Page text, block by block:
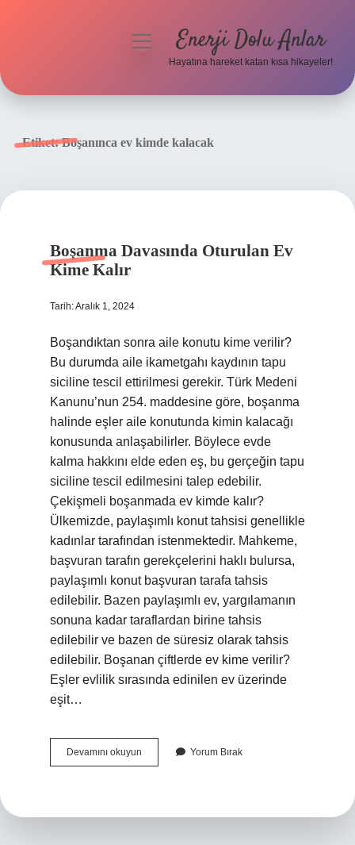
menüyüEnerji Dolu Anlar
Hayatına hareket katan kısa hikayeler!
Etiket:Boşanınca ev kimde kalacak
Boşanma Davasında Oturulan Ev
Kime Kalır
Tarih: Aralık 1, 2024
Boşandıktan sonra aile konutu kime verilir?
Bu durumda aile ikametgahı kaydının tapu
siciline tescil ettirilmesi gerekir. Türk Medeni
Kanunu’nun 254. maddesine göre, boşanma
halinde eşler aile konutunda kimin kalacağı
konusunda anlaşabilirler. Böylece evde
kalma hakkını elde eden eş, bu gerçeğin tapu
siciline tescil edilmesini talep edebilir.
Çekişmeli boşanmada ev kimde kalır?
Ülkemizde, paylaşımlı konut tahsisi genellikle
kadınlar tarafından istenmektedir. Mahkeme,
başvuran tarafın gerekçelerini haklı bulursa,
paylaşımlı konut başvuran tarafa tahsis
edilebilir. Bazen paylaşımlı ev, yargılamanın
sonuna kadar taraflardan birine tahsis
edilebilir ve bazen de süresiz olarak tahsis
edilebilir. Boşanan çiftlerde ev kime verilir?
Eşler evlilik sırasında edinilen ev üzerinde
eşit…
Devamını okuyun Boşanma
Davasında
Yorum Bırak